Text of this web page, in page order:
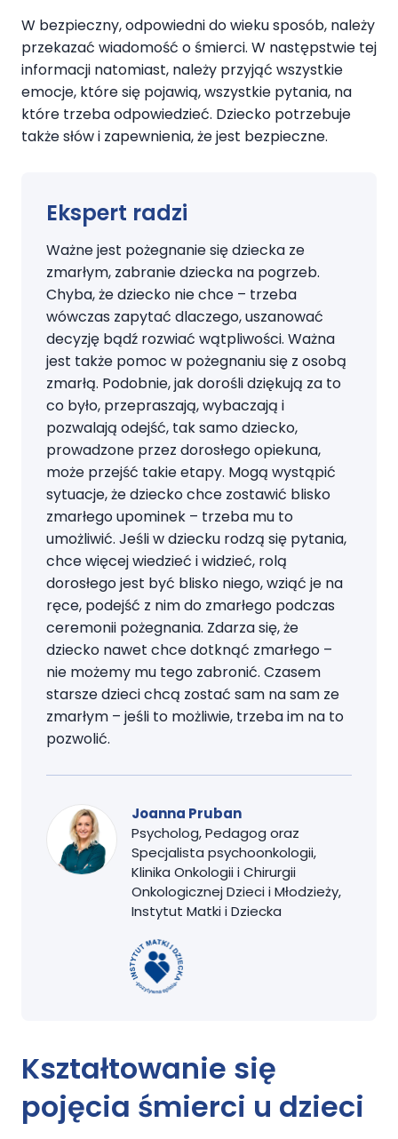
W bezpieczny, odpowiedni do wieku sposób, należy
przekazać wiadomość o śmierci. W następstwie tej
informacji natomiast, należy przyjąć wszystkie
emocje, które się pojawią, wszystkie pytania, na
które trzeba odpowiedzieć. Dziecko potrzebuje
także słów i zapewnienia, że jest bezpieczne.
Ekspert radzi
Ważne jest pożegnanie się dziecka ze
zmarłym, zabranie dziecka na pogrzeb.
Chyba, że dziecko nie chce – trzeba
wówczas zapytać dlaczego, uszanować
decyzję bądź rozwiać wątpliwości. Ważna
jest także pomoc w pożegnaniu się z osobą
zmarłą. Podobnie, jak dorośli dziękują za to
co było, przepraszają, wybaczają i
pozwalają odejść, tak samo dziecko,
prowadzone przez dorosłego opiekuna,
może przejść takie etapy. Mogą wystąpić
sytuacje, że dziecko chce zostawić blisko
zmarłego upominek – trzeba mu to
umożliwić. Jeśli w dziecku rodzą się pytania,
chce więcej wiedzieć i widzieć, rolą
dorosłego jest być blisko niego, wziąć je na
ręce, podejść z nim do zmarłego podczas
ceremonii pożegnania. Zdarza się, że
dziecko nawet chce dotknąć zmarłego –
nie możemy mu tego zabronić. Czasem
starsze dzieci chcą zostać sam na sam ze
zmarłym – jeśli to możliwie, trzeba im na to
pozwolić.
Joanna Pruban
Psycholog, Pedagog oraz
Specjalista psychoonkologii,
Klinika Onkologii i Chirurgii
Onkologicznej Dzieci i Młodzieży,
Instytut Matki i Dziecka
Kształtowanie się
pojęcia śmierci u dzieci